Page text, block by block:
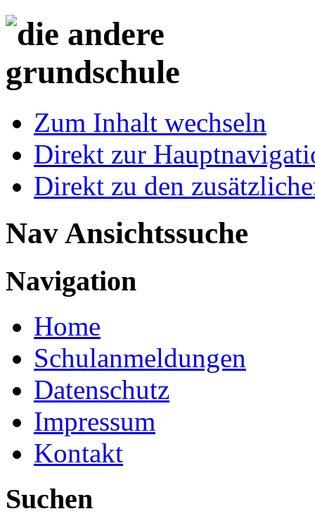
Zum Inhalt wechseln
Direkt zur
Direkt zu den
Nav Ansichtssuche
Navigation
Home
Schulanmeldungen
Datenschutz
Impressum
Kontakt
Suchen